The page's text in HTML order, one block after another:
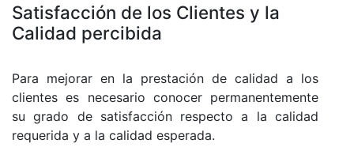
Satisfacción de los Clientes y la
Calidad percibida
Para mejorar en la prestación de calidad a los
clientes es necesario conocer permanentemente
su grado de satisfacción respecto a la calidad
requerida y a la calidad esperada.